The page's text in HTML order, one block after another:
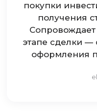
покупки
получения
этапе сделки —
оформления